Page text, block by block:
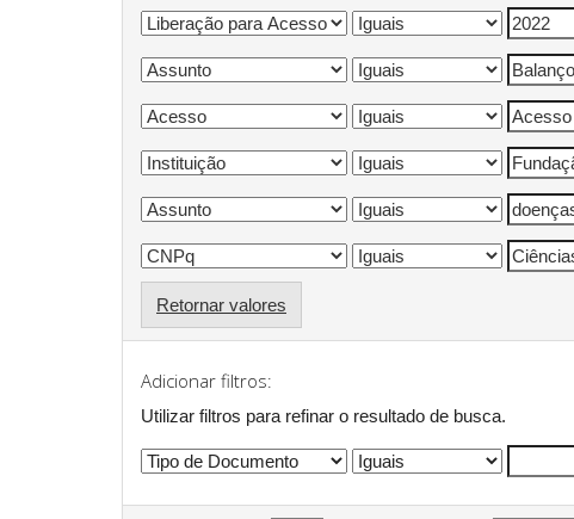
Retornar valores
Adicionar filtros:
Utilizar filtros para refinar o resultado de busca.